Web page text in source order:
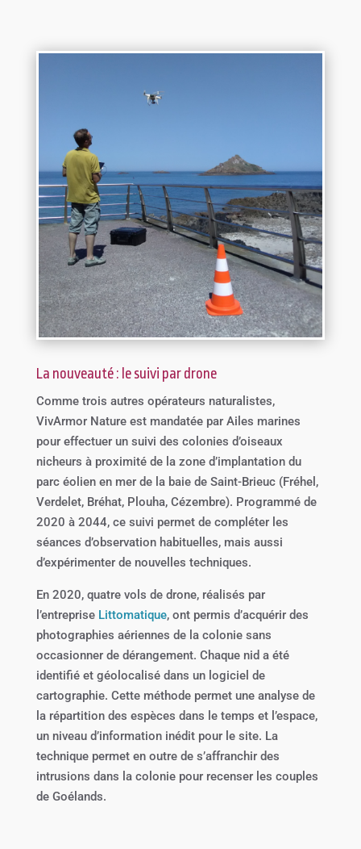
La nouveauté : le suivi par drone
Comme trois autres opérateurs naturalistes,
VivArmor Nature est mandatée par Ailes marines
pour effectuer un suivi des colonies d’oiseaux
nicheurs à proximité de la zone d’implantation du
parc éolien en mer de la baie de Saint-Brieuc (Fréhel,
Verdelet, Bréhat, Plouha, Cézembre). Programmé de
2020 à 2044, ce suivi permet de compléter les
séances d’observation habituelles, mais aussi
d’expérimenter de nouvelles techniques.
En 2020, quatre vols de drone, réalisés par
l’entreprise Littomatique, ont permis d’acquérir des
photographies aériennes de la colonie sans
occasionner de dérangement. Chaque nid a été
identifié et géolocalisé dans un logiciel de
cartographie. Cette méthode permet une analyse de
la répartition des espèces dans le temps et l’espace,
un niveau d’information inédit pour le site. La
technique permet en outre de s’affranchir des
intrusions dans la colonie pour recenser les couples
de Goélands.